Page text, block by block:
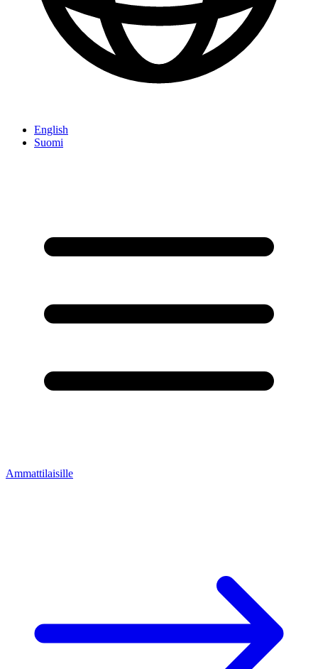
English
Suomi
Ammattilaisille